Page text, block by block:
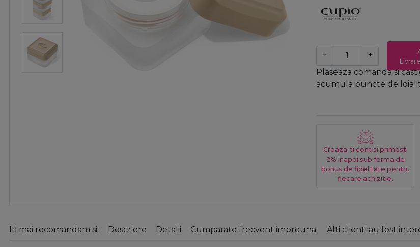
− +
Plaseaza comanda si
acumula puncte de
Creaza-ti cont si primesti
2% inapoi sub forma de
bonus de fidelitate pentru
fiecare achizitie.
Iti mai recomandam si: Descriere Detalii Cumparate frecvent impreuna: Alti clienti au fost